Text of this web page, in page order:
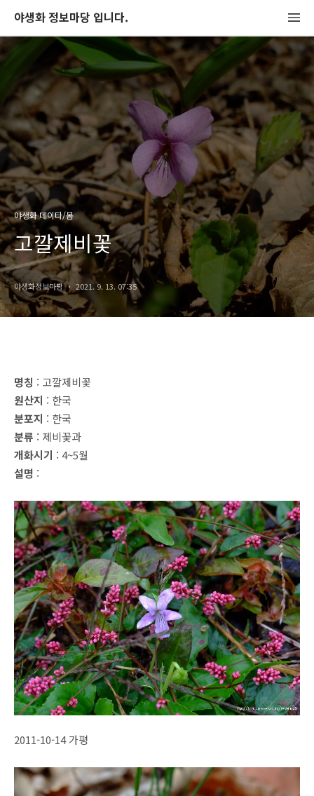
야생화 정보마당 입니다.
야생화 데이타/봄
고깔제비꽃
야생화정보마당 2021. 9. 13. 07:35
명칭 : 고깔제비꽃
원산지 : 한국
분포지 : 한국
분류 : 제비꽃과
개화시기 : 4~5월
설명 :
2011-10-14 가평